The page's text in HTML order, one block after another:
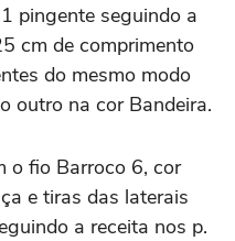
pingente seguindo a
cm de comprimento
do mesmo modo
outro na cor Bandeira.
o fio Barroco 6, cor
e tiras das laterais
a receita nos p.